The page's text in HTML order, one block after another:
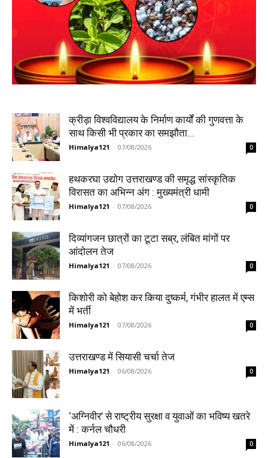
क्रीड़ा विश्वविद्यालय के निर्माण कार्यों की गुणवत्ता के
साथ किसी भी प्रकार का समझौता...
Himalya121 - 07/08/2026 0
हथकरघा उद्योग उत्तराखण्ड की समृद्ध सांस्कृतिक
विरासत का अभिन्न अंग : मुख्यमंत्री धामी
Himalya121 - 07/08/2026 0
दिव्यांगजन छात्रों का टूटा सब्र, लंबित मांगों पर
आंदोलन तेज
Himalya121 - 07/08/2026 0
किशोरी को बेहोश कर किया दुष्कर्म, गंभीर हालत में एम्स
में भर्ती
Himalya121 - 07/08/2026 0
उत्तराखण्ड में सियासी चर्चा तेज
Himalya121 - 06/08/2026 0
‘अग्निवीर’ से राष्ट्रीय सुरक्षा व युवाओं का भविष्य खतरे
में : कर्नल चौधरी
Himalya121 - 06/08/2026 0